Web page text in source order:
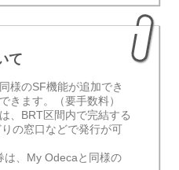
て
様のSF機能が追加でき
きます。（要手数料）
、BRT区間内で完結する
の窓口などで発行が可
は、My Odecaと同様の